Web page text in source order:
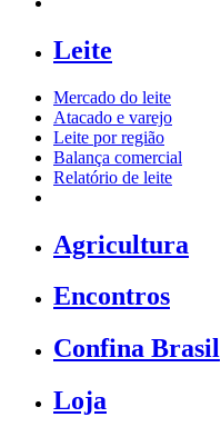
Leite
Mercado do leite
Atacado e varejo
Leite por região
Balança comercial
Relatório de leite
Agricultura
Encontros
Confina Brasil
Loja